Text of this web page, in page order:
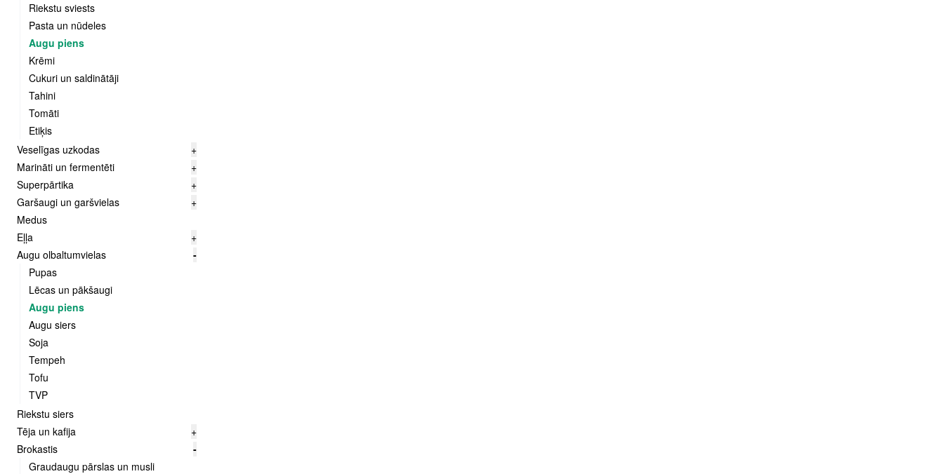
Riekstu sviests
Pasta un nūdeles
Augu piens
Krēmi
Cukuri un saldinātāji
Tahini
Tomāti
Etiķis
Veselīgas uzkodas
+
Marināti un fermentēti
+
Superpārtika
+
Garšaugi un garšvielas
+
Medus
Eļļa
+
Augu olbaltumvielas
-
Pupas
Lēcas un pākšaugi
Augu piens
Augu siers
Soja
Tempeh
Tofu
TVP
Riekstu siers
Tēja un kafija
+
Brokastis
-
Graudaugu pārslas un musli